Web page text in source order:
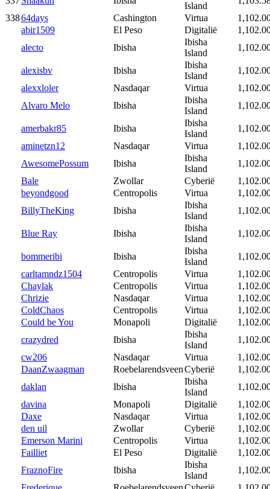
Island
33864days Cashington Virtua
abir1509
El Peso Digitalië
alecto
Ibisha
Ibisha
Island
alexisbv Ibisha
Ibisha
Island
alexxloler
Nasdaqar Virtua
Alvaro Melo
Ibisha
Ibisha
Island
amerbakr85 Ibisha
Ibisha
Island
aminetzn12
Nasdaqar Virtua
AwesomePossum
Ibisha
Ibisha
Island
Bale
Zwollar Cyberië
beyondgood
Centropolis Virtua
BillyTheKing
Ibisha
Ibisha
Island
Blue Ray Ibisha
Ibisha
Island
bommeribi Ibisha
Ibisha
Island
carltamndz1504
Centropolis Virtua
Chaylak
Centropolis Virtua
Chrizie
Nasdaqar Virtua
ColdChaos
Centropolis Virtua
Could be You
Monapoli Digitalië
crazydred
Ibisha
Ibisha
Island
cw206
Nasdaqar Virtua
DaanZwaagman
RoebelarendsveenCyberië
daklan
Ibisha
Ibisha
Island
davina
Monapoli Digitalië
Daxe
Nasdaqar Virtua
den uil
Zwollar Cyberië
Emerson Marini
Centropolis Virtua
Failliet
El Peso Digitalië
FraznoFire
Ibisha
Ibisha
Island